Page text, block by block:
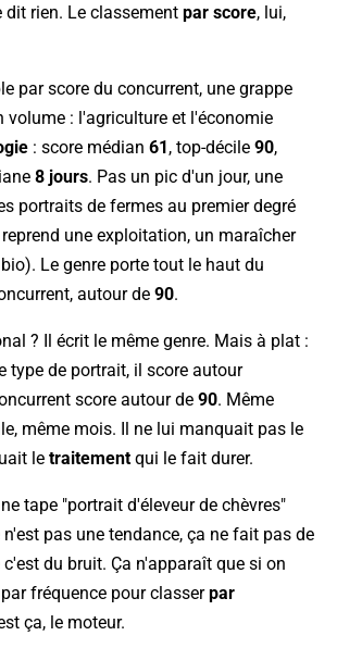
dit rien. Le classement par score, lui,
par score du concurrent, une grappe
volume : l'agriculture et l'économie
: score médian 61, top-décile 90,
8 jours. Pas un pic d'un jour, une
portraits de fermes au premier degré
une exploitation, un maraîcher
Le genre porte tout le haut du
autour de 90.
? Il écrit le même genre. Mais à plat :
type de portrait, il score autour
score autour de 90. Même
même mois. Il ne lui manquait pas le
le traitementqui le fait durer.
tape "portrait d'éleveur de chèvres"
pas une tendance, ça ne fait pas de
du bruit. Ça n'apparaît que si on
fréquence pour classerpar
ça, le moteur.